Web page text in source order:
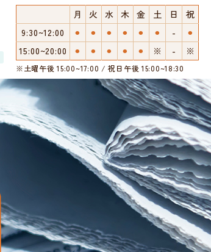
月 火 水 木 金 土 日
祝
9:30~12:00
⚫︎ ⚫︎ ⚫︎ ⚫︎ ⚫︎ ⚫︎ -
⚫︎
15:00~20:00
⚫︎ ⚫︎ ⚫︎ ⚫︎ ⚫︎ ※ - ※
※土曜午後 15:00~17:00 / 祝日午後 15:00~18:30